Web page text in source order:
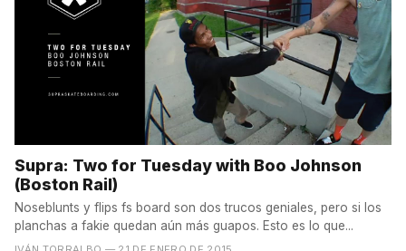
Supra: Two for Tuesday with Boo Johnson
(Boston Rail)
Noseblunts y flips fs board son dos trucos geniales, pero si los
planchas a fakie quedan aún más guapos. Esto es lo que...